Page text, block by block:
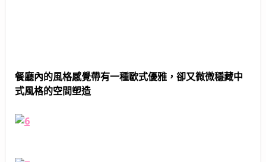
餐廳內的風格感覺帶有一種歐式優雅，卻又微微穩藏中
式風格的空間塑造